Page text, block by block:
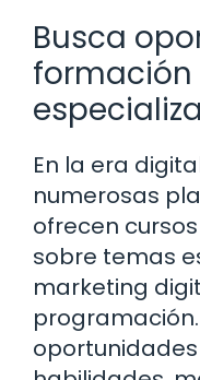
Busca
formación
En la era
numerosas
ofrecen
sobre temas
marketing